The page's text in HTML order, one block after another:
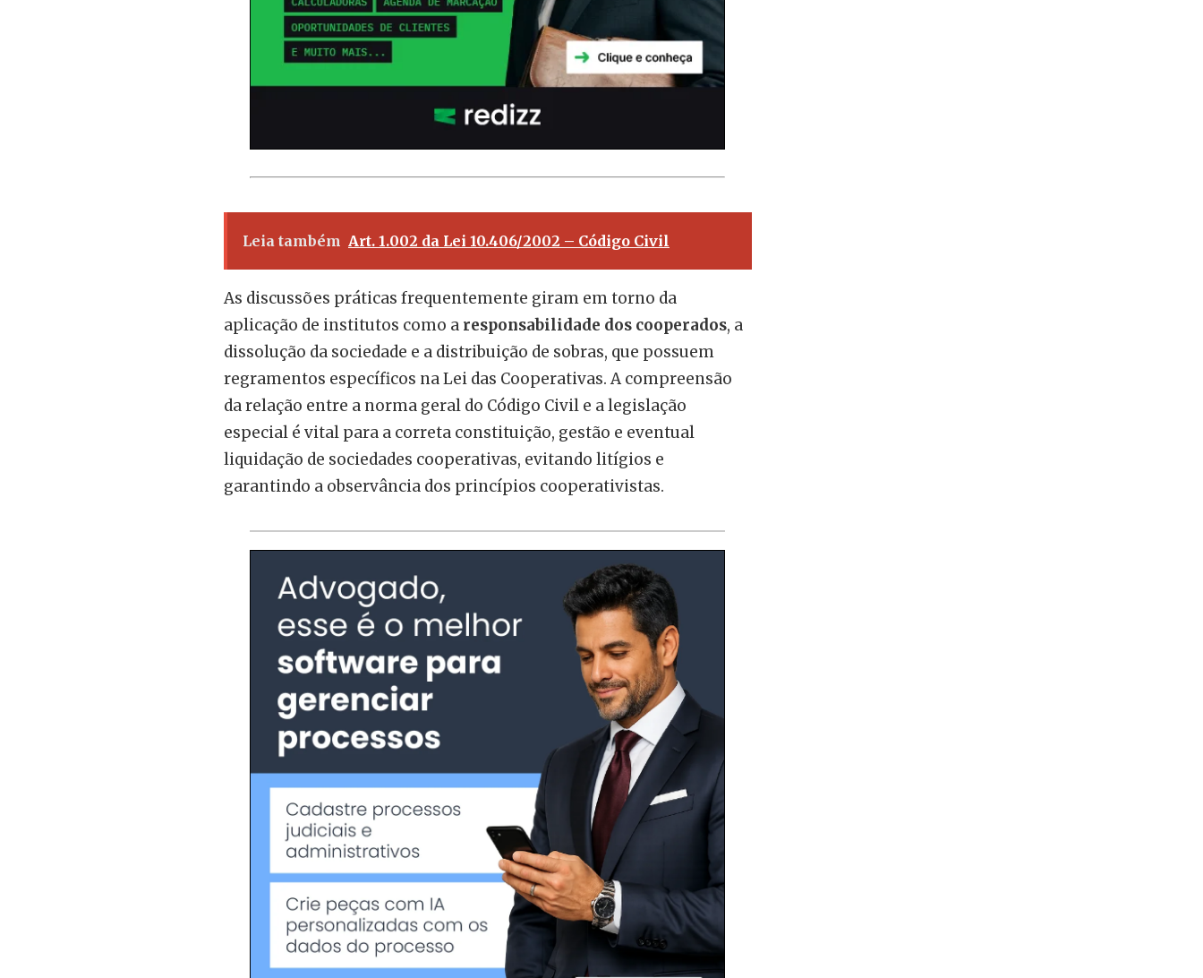
Leia também Art. 1.002 da Lei 10.406/2002 – Código Civil
As discussões práticas frequentemente giram em torno da
aplicação de institutos como a responsabilidade dos cooperados, a
dissolução da sociedade e a distribuição de sobras, que possuem
regramentos específicos na Lei das Cooperativas. A compreensão
da relação entre a norma geral do Código Civil e a legislação
especial é vital para a correta constituição, gestão e eventual
liquidação de sociedades cooperativas, evitando litígios e
garantindo a observância dos princípios cooperativistas.